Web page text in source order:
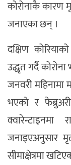
कोरोनाकै कारण
जनाएका छन् ।
दक्षिण
उद्धृत गर्दै
जनवरी महिनामा
भएको र
जनाइएअनुसार
सीमाक्षेत्रमा